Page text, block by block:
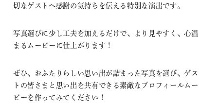
切なゲストへ感謝の気持ちを伝える特別な演出です。
写真選びに少し工夫を加えるだけで、より見やすく、心温
まるムービーに仕上がります！
ぜひ、おふたりらしい思い出が詰まった写真を選び、ゲス
トの皆さまと思い出を共有できる素敵なプロフィールムー
ビーを作ってみてください！